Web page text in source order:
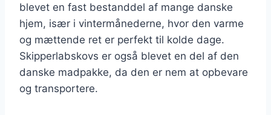
blevet en fast bestanddel af mange danske
hjem, især i vintermånederne, hvor den varme
og mættende ret er perfekt til kolde dage.
Skipperlabskovs er også blevet en del af den
danske madpakke, da den er nem at opbevare
og transportere.